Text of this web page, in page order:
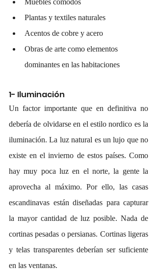
Muebles cómodos
Plantas y textiles naturales
Acentos de cobre y acero
Obras de arte como elementos
dominantes en las habitaciones
1- Iluminación
Un factor importante que en definitiva no
debería de olvidarse en el estilo nordico es la
iluminación. La luz natural es un lujo que no
existe en el invierno de estos países. Como
hay muy poca luz en el norte, la gente la
aprovecha al máximo. Por ello, las casas
escandinavas están diseñadas para capturar
la mayor cantidad de luz posible. Nada de
cortinas pesadas o persianas. Cortinas ligeras
y telas transparentes deberían ser suficiente
en las ventanas.